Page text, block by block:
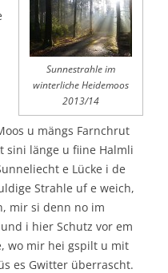
Sunnestrahle im
winterliche Heidemoos
2013/14
u mängs Farnchrut
sini länge u fiine Halmli
e Lücke i de
Strahle uf e weich,
mir si denn no im
i hier Schutz vor em
wo mir hei gspilt u mit
es Gwitter überrascht.